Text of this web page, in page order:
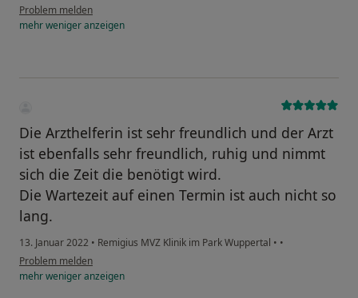
Problem melden
mehrwenigeranzeigen
Die Arzthelferin ist sehr freundlich und der Arzt
ist ebenfalls sehr freundlich, ruhig und nimmt
sich die Zeit die benötigt wird.
Die Wartezeit auf einen Termin ist auch nicht so
lang.
13. Januar 2022 • Remigius MVZ Klinik im Park Wuppertal • •
Problem melden
mehrwenigeranzeigen